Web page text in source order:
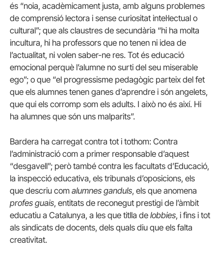
és “noia, acadèmicament justa, amb alguns problemes
de comprensió lectora i sense curiositat intel·lectual o
cultural”; que als claustres de secundària “hi ha molta
incultura, hi ha professors que no tenen ni idea de
l’actualitat, ni volen saber-ne res. Tot és educació
emocional perquè l’alumne no surti del seu miserable
ego”; o que “el progressisme pedagògic parteix del fet
que els alumnes tenen ganes d’aprendre i són angelets,
que qui els corromp som els adults. I això no és així. Hi
ha alumnes que són uns malparits”.
Bardera ha carregat contra tot i tothom: Contra
l’administració com a primer responsable d’aquest
“desgavell”; però també contra les facultats d’Educació,
la inspecció educativa, els tribunals d’oposicions, els
que descriu com alumnes ganduls, els que anomena
profes guais, entitats de reconegut prestigi de l’àmbit
educatiu a Catalunya, a les que titlla de lobbies, i fins i tot
als sindicats de docents, dels quals diu que els falta
creativitat.